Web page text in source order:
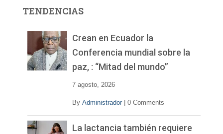
d
TENDENCIAS
Crean en Ecuador la
Conferencia mundial sobre la
paz, : “Mitad del mundo”
7 agosto, 2026
By Administrador 0 Comments
La lactancia también requiere